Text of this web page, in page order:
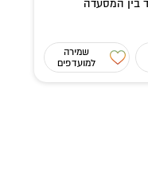
בין המסעדה
שמירה
למועדפים